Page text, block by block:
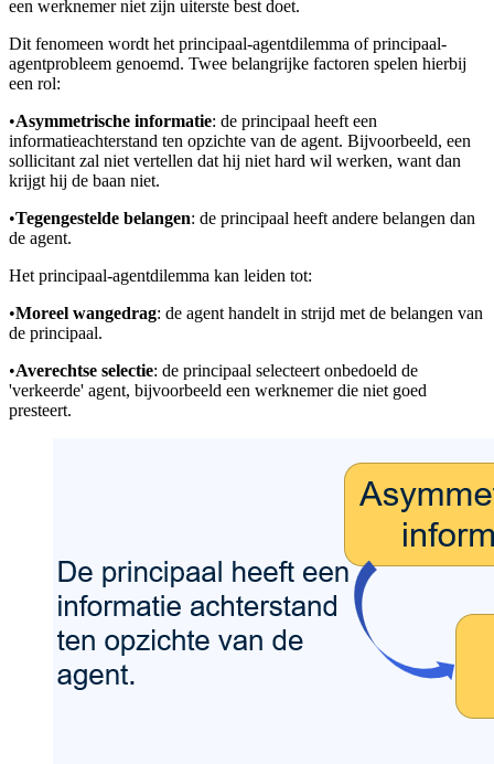
een werknemer niet zijn uiterste best doet.
Dit fenomeen wordt het principaal-agentdilemma of principaal-
agentprobleem genoemd. Twee belangrijke factoren spelen hierbij
een rol:
•Asymmetrische informatie: de principaal heeft een
informatieachterstand ten opzichte van de agent. Bijvoorbeeld, een
sollicitant zal niet vertellen dat hij niet hard wil werken, want dan
krijgt hij de baan niet.
•Tegengestelde belangen: de principaal heeft andere belangen dan
de agent.
Het principaal-agentdilemma kan leiden tot:
•Moreel wangedrag: de agent handelt in strijd met de belangen van
de principaal.
•Averechtse selectie: de principaal selecteert onbedoeld de
'verkeerde' agent, bijvoorbeeld een werknemer die niet goed
presteert.